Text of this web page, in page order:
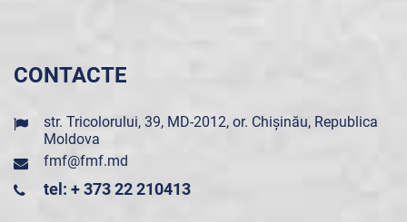
CONTACTE
str. Tricolorului, 39, MD-2012, or. Chișinău, Republica
Moldova
fmf@fmf.md
tel: + 373 22 210413